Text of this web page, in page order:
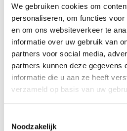
We gebruiken cookies om
personaliseren, om functies
en om ons websiteverkeer te
informatie over uw gebruik van
partners voor social media,
partners kunnen deze gegevens
informatie die u aan ze heeft
verzameld op basis van uw
Noodzakelijk
5X
OUDER